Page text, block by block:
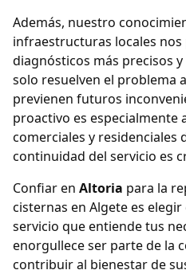
Además, nuestro
infraestructuras locales
diagnósticos más precisos
solo resuelven el problema
previenen futuros
proactivo es especialmente
comerciales y residenciales
continuidad del servicio es
Confiar en Altoria para la
cisternas en Algete es
servicio que entiende tus
enorgullece ser parte de la
contribuir al bienestar de